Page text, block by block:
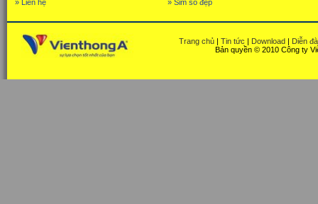
» Liên hệ
» Sim số đẹp
Trang chủ | Tin tức | Download | Diễn
Bản quyền © 2010 Công ty